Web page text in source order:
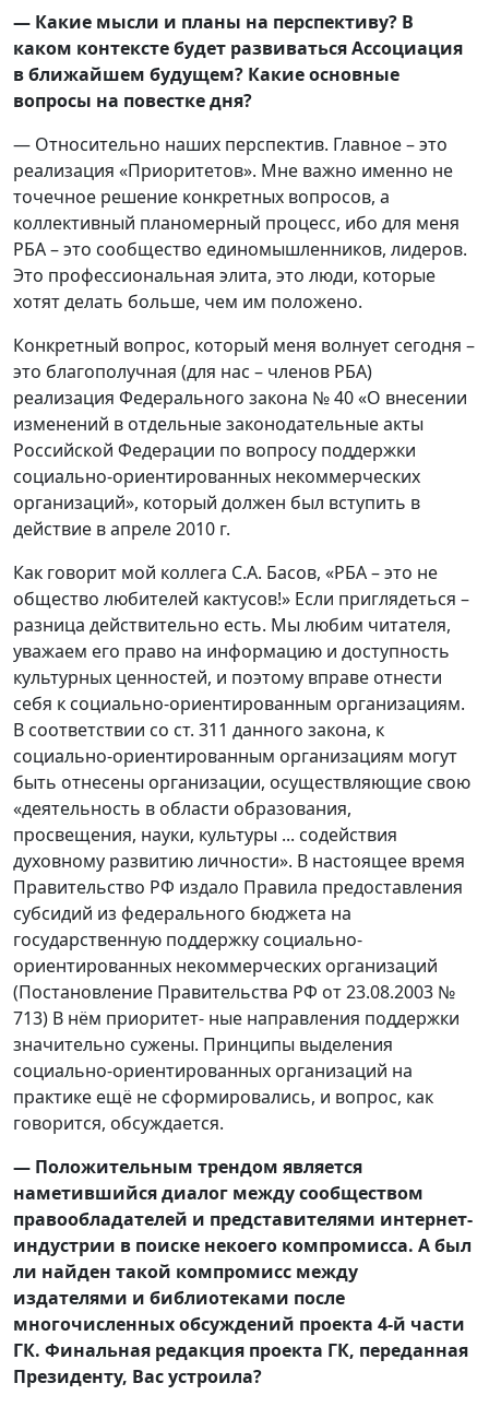
— Какие мысли и планы на перспективу? В
каком контексте будет развиваться Ассоциация
в ближайшем будущем? Какие основные
вопросы на повестке дня?
— Относительно наших перспектив. Главное – это
реализация «Приоритетов». Мне важно именно не
точечное решение конкретных вопросов, а
коллективный планомерный процесс, ибо для меня
РБА – это сообщество единомышленников, лидеров.
Это профессиональная элита, это люди, которые
хотят делать больше, чем им положено.
Конкретный вопрос, который меня волнует сегодня –
это благополучная (для нас – членов РБА)
реализация Федерального закона № 40 «О внесении
изменений в отдельные законодательные акты
Российской Федерации по вопросу поддержки
социально-ориентированных некоммерческих
организаций», который должен был вступить в
действие в апреле 2010 г.
Как говорит мой коллега С.А. Басов, «РБА – это не
общество любителей кактусов!» Если приглядеться –
разница действительно есть. Мы любим читателя,
уважаем его право на информацию и доступность
культурных ценностей, и поэтому вправе отнести
себя к социально-ориентированным организациям.
В соответствии со ст. 311 данного закона, к
социально-ориентированным организациям могут
быть отнесены организации, осуществляющие свою
«деятельность в области образования,
просвещения, науки, культуры ... содействия
духовному развитию личности». В настоящее время
Правительство РФ издало Правила предоставления
субсидий из федерального бюджета на
государственную поддержку социально-
ориентированных некоммерческих организаций
(Постановление Правительства РФ от 23.08.2003 №
713) В нём приоритет- ные направления поддержки
значительно сужены. Принципы выделения
социально-ориентированных организаций на
практике ещё не сформировались, и вопрос, как
говорится, обсуждается.
— Положительным трендом является
наметившийся диалог между сообществом
правообладателей и представителями интернет-
индустрии в поиске некоего компромисса. А был
ли найден такой компромисс между
издателями и библиотеками после
многочисленных обсуждений проекта 4-й части
ГК. Финальная редакция проекта ГК, переданная
Президенту, Вас устроила?